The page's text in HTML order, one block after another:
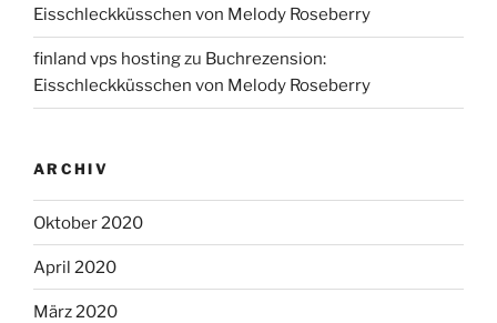
Eisschleckküsschen von Melody Roseberry
finland vps hostingzu Buchrezension:
Eisschleckküsschen von Melody Roseberry
ARCHIV
Oktober 2020
April 2020
März 2020